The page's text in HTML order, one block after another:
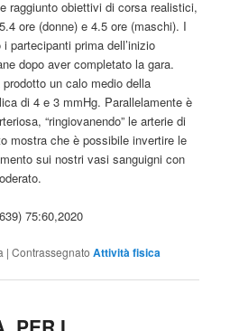
raggiunto obiettivi di corsa realistici,
ore (donne) e 4.5 ore (maschi). I
partecipanti prima dell’inizio
dopo aver completato la gara.
un calo medio della
di 4 e 3 mmHg. Parallelamente è
“ringiovanendo” le arterie di
mostra che è possibile invertire le
sui nostri vasi sanguigni con
75:60,2020
|Contrassegnato Attività fisica